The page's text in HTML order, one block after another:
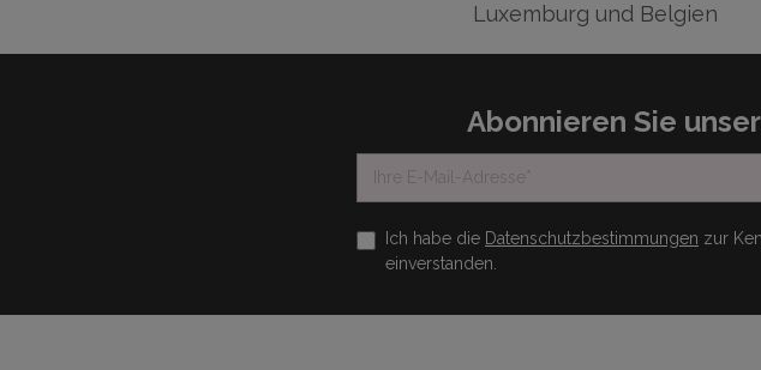
Luxemburg und Belgien
Abonnieren Sie
Ich habe die Datenschutzbestimmungen zur
einverstanden.